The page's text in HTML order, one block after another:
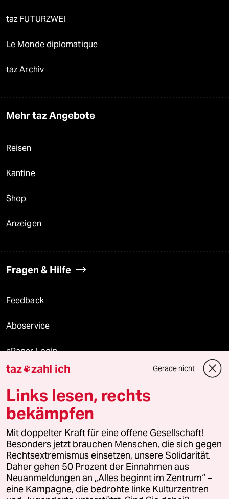
taz FUTURZWEI
Le Monde diplomatique
taz Archiv
Mehr taz Angebote
Reisen
Kantine
Shop
Anzeigen
Fragen & Hilfe
Feedback
Aboservice
ePaper Login
Downloads für Abonnierende
© 2026 taz Verlags und Vertriebs GmbH
Alle Rechte vorbehalten. Bei rechtlichen Fragen oder für Genehmigungen
wenden Sie sich bitte an lizenzen@taz.de
Feedback Redaktionsstatut Kommune-Richtlinien
Leitlinie Informant Datenschutz Impressum AGB
taz zahl ich Gerade nicht
Links lesen, rechts
bekämpfen
Mit doppelter Kraft für eine offene Gesellschaft!
Besonders jetzt brauchen Menschen, die sich gegen
Rechtsextremismus einsetzen, unsere Solidarität.
Daher gehen 50 Prozent der Einnahmen aus
Neuanmeldungen an „Alles beginnt im Zentrum“ –
eine Kampagne, die bedrohte linke Kulturzentren